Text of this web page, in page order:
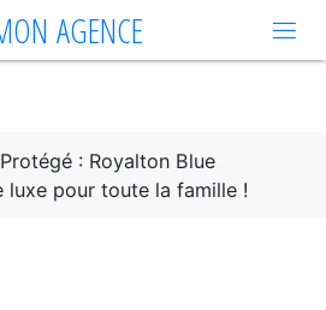
ON AGENCE
Protégé : Royalton Blue
luxe pour toute la famille !